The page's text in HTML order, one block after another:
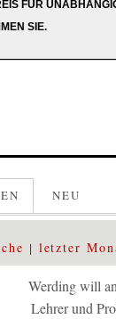
FÜR
SIE.
NEU
letzter
Werding will
Lehrer und